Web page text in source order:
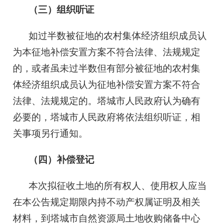
（三）组织听证
如过半数被征地的农村集体经济组织成员认
为本征地补偿安置方案不符合法律、法规规定
的，或者虽未过半数但有部分被征地的农村集
体经济组织成员认为征地补偿安置方案不符合
法律、法规规定的。塔城市人民政府认为确有
必要的，塔城市人民政府将依法组织听证，相
关事项另行通知。
（四）补偿登记
本次拟征收土地的所有权人、使用权人应当
在本公告规定期限内持不动产权属证明及相关
材料，到塔城市自然资源局土地收购储备中心